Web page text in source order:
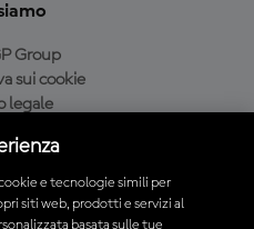
Group
sui cookie
legale
di acquisto
e tecnologie simili per
siti web, prodotti e servizi al
basata sulle tue